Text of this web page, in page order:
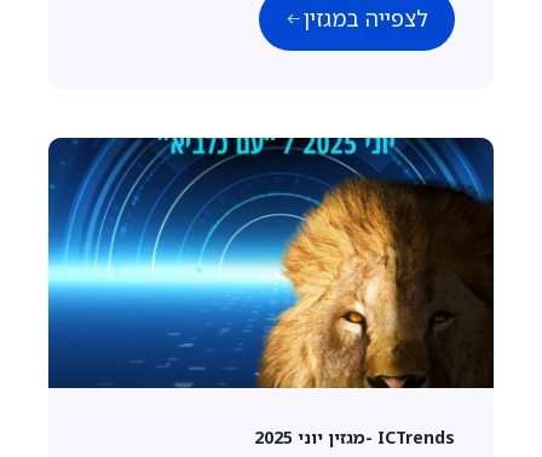
לצפייה במגזין
ICTrends -מגזין יוני 2025